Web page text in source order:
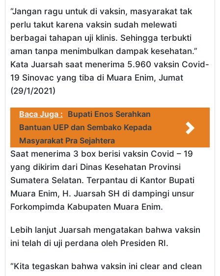
“Jangan ragu untuk di vaksin, masyarakat tak
perlu takut karena vaksin sudah melewati
berbagai tahapan uji klinis. Sehingga terbukti
aman tanpa menimbulkan dampak kesehatan.”
Kata Juarsah saat menerima 5.960 vaksin Covid-
19 Sinovac yang tiba di Muara Enim, Jumat
(29/1/2021)
Baca Juga : Bupati Enos Serahkan
Bantuan UEP dan Sembako Kepada
Masyarakat Pra Sejahtera
Saat menerima 3 box berisi vaksin Covid – 19
yang dikirim dari Dinas Kesehatan Provinsi
Sumatera Selatan. Terpantau di Kantor Bupati
Muara Enim, H. Juarsah SH di dampingi unsur
Forkompimda Kabupaten Muara Enim.
Lebih lanjut Juarsah mengatakan bahwa vaksin
ini telah di uji perdana oleh Presiden RI.
“Kita tegaskan bahwa vaksin ini clear and clean